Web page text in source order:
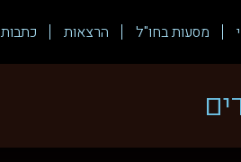
מסעות בחו"ל הרצאות כתבות